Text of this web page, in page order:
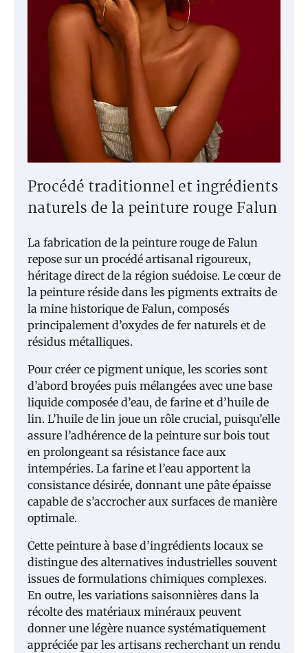
Procédé traditionnel et ingrédients
naturels de la peinture rouge Falun
La fabrication de la peinture rouge de Falun
repose sur un procédé artisanal rigoureux,
héritage direct de la région suédoise. Le cœur de
la peinture réside dans les pigments extraits de
la mine historique de Falun, composés
principalement d’oxydes de fer naturels et de
résidus métalliques.
Pour créer ce pigment unique, les scories sont
d’abord broyées puis mélangées avec une base
liquide composée d’eau, de farine et d’huile de
lin. L’huile de lin joue un rôle crucial, puisqu’elle
assure l’adhérence de la peinture sur bois tout
en prolongeant sa résistance face aux
intempéries. La farine et l’eau apportent la
consistance désirée, donnant une pâte épaisse
capable de s’accrocher aux surfaces de manière
optimale.
Cette peinture à base d’ingrédients locaux se
distingue des alternatives industrielles souvent
issues de formulations chimiques complexes.
En outre, les variations saisonnières dans la
récolte des matériaux minéraux peuvent
donner une légère nuance systématiquement
appréciée par les artisans recherchant un rendu